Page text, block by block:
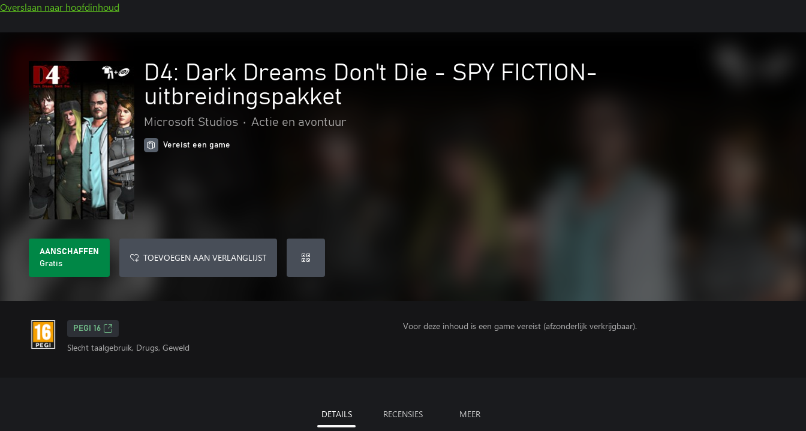
Overslaan naar hoofdinhoud
D4: Dark Dreams Don't Die - SPY FICTION-
uitbreidingspakket
Microsoft Studios • Actie en avontuur
Vereist een game
AANSCHAFFEN
Gratis
TOEVOEGEN AAN VERLANGLIJST
PEGI 16
Slecht taalgebruik, Drugs, Geweld
Voor deze inhoud is een game vereist (afzonderlijk verkrijgbaar).
DETAILS RECENSIES MEER